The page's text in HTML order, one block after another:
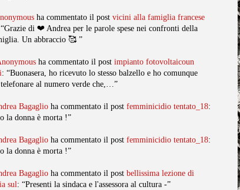
ha commentato il post vicini alla famiglia francese
di ❤️ Andrea per le parole spese nei confronti della
Un abbraccio 🥰 ”
ha commentato il post impianto fotovoltaicoun
: “Buonasera, ho ricevuto lo stesso balzello e ho comunque
al numero verde che,…”
Bagaglio ha commentato il post femminicidio tentato_18:
la donna è morta !”
Bagaglio ha commentato il post femminicidio tentato_18:
la donna è morta !”
Bagaglio ha commentato il post bellissima lezione di
sul : “Presenti la sindaca e l'assessora al cultura -”